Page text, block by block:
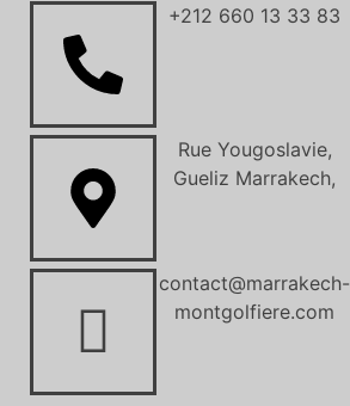
+212 660 13 33 83
Rue Yougoslavie,
Gueliz Marrakech,
contact@marrakech-
montgolfiere.com